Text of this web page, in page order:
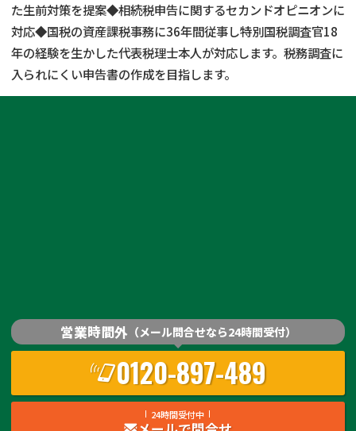
た生前対策を提案◆相続税申告に関するセカンドオピニオンに
対応◆国税の資産課税事務に36年間従事し特別国税調査官18
年の経験を生かした代表税理士本人が対応します。税務調査に
入られにくい申告書の作成を目指します。
営業時間外 （メール問合せなら24時間受付）
0120-897-489
24時間受付中